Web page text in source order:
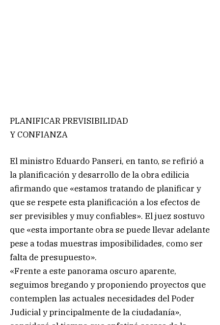
PLANIFICAR PREVISIBILIDAD
Y CONFIANZA
El ministro Eduardo Panseri, en tanto, se refirió a
la planificación y desarrollo de la obra edilicia
afirmando que «estamos tratando de planificar y
que se respete esta planificación a los efectos de
ser previsibles y muy confiables». El juez sostuvo
que «esta importante obra se puede llevar adelante
pese a todas muestras imposibilidades, como ser
falta de presupuesto».
«Frente a este panorama oscuro aparente,
seguimos bregando y proponiendo proyectos que
contemplen las actuales necesidades del Poder
Judicial y principalmente de la ciudadanía»,